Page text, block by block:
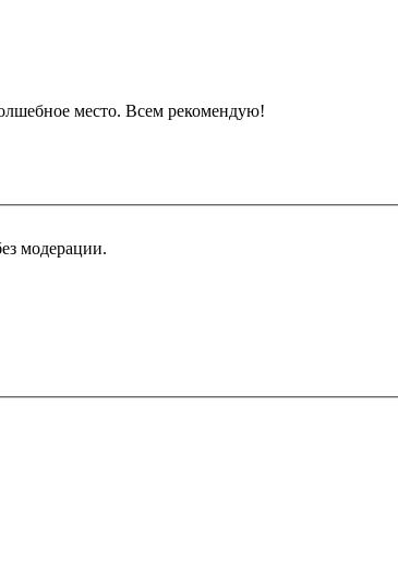
место. Всем рекомендую!
модерации.